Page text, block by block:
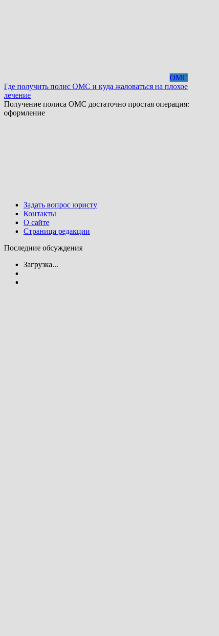
ОМС
Где получить полис ОМС и куда жаловаться на плохое
лечение
Получение полиса ОМС достаточно простая операция:
оформление
Задать вопрос юристу
Контакты
О сайте
Страница редакции
Последние обсуждения
Загрузка...